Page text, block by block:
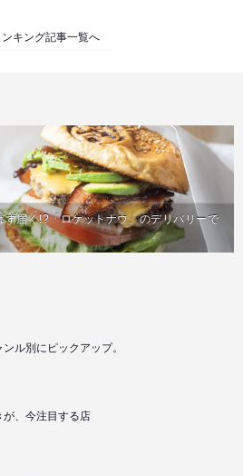
ンキング記事一覧へ
届く!?「ロケットナウ」のデリバリーで
ル別にピックアップ。
が、今注目する店